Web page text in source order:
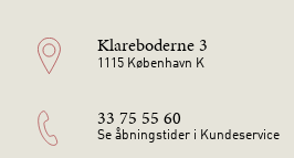
Klareboderne 3
1115 København K
33 75 55 60
Se åbningstider i Kundeservice